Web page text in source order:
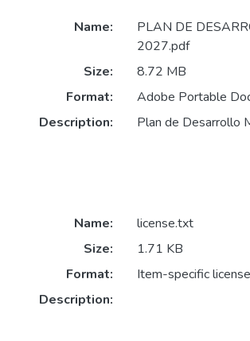
Name:
PLAN DE
2027.pdf
Size:
8.72 MB
Format:
Adobe Portable
Description:
Plan de Desarrollo
Name:
license.txt
Size:
1.71 KB
Format:
Item-specific
Description: